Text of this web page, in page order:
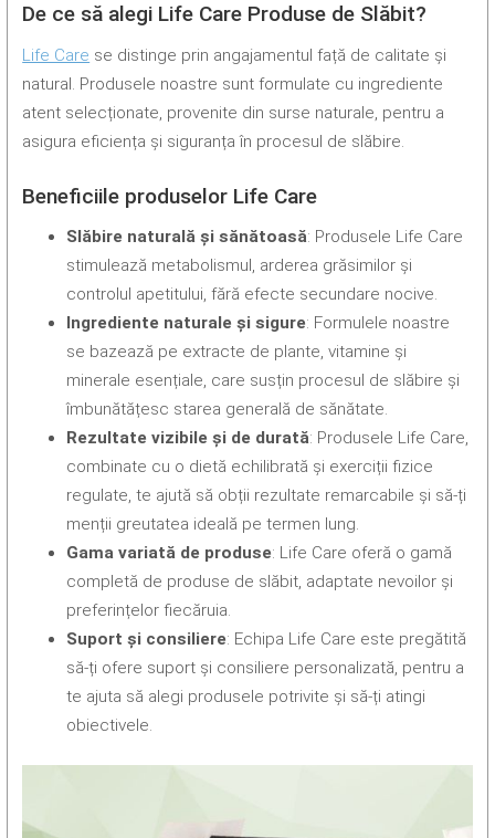
De ce să alegi Life Care Produse de Slăbit?
Life Care se distinge prin angajamentul față de calitate și
natural. Produsele noastre sunt formulate cu ingrediente
atent selecționate, provenite din surse naturale, pentru a
asigura eficiența și siguranța în procesul de slăbire.
Beneficiile produselor Life Care
Slăbire naturală și sănătoasă: Produsele Life Care
stimulează metabolismul, arderea grăsimilor și
controlul apetitului, fără efecte secundare nocive.
Ingrediente naturale și sigure: Formulele noastre
se bazează pe extracte de plante, vitamine și
minerale esențiale, care susțin procesul de slăbire și
îmbunătățesc starea generală de sănătate.
Rezultate vizibile și de durată: Produsele Life Care,
combinate cu o dietă echilibrată și exerciții fizice
regulate, te ajută să obții rezultate remarcabile și să-ți
menții greutatea ideală pe termen lung.
Gama variată de produse: Life Care oferă o gamă
completă de produse de slăbit, adaptate nevoilor și
preferințelor fiecăruia.
Suport și consiliere: Echipa Life Care este pregătită
să-ți ofere suport și consiliere personalizată, pentru a
te ajuta să alegi produsele potrivite și să-ți atingi
obiectivele.